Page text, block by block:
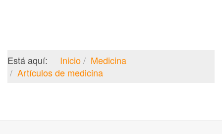
Está aquí: Inicio
Medicina
Artículos de medicina